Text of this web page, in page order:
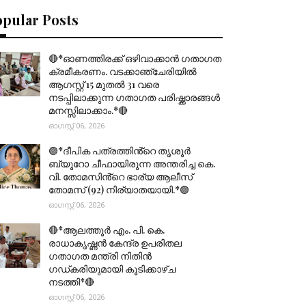
Posts
🔴*ഓണത്തിരക്ക് ഒഴിവാക്കാൻ ഗതാഗത
ക്രമീകരണം. വടക്കാഞ്ചേരിയിൽ
ആഗസ്റ്റ് 15 മുതല്‍ 31 വരെ
നടപ്പിലാക്കുന്ന ഗതാഗത പരിഷ്ക്കാരങ്ങൾ
മനസ്സിലാക്കാം.*🔴
ഓഗസ്റ്റ് 06, 2026
🟣*ദീപിക പത്രത്തിൻ്റെ തൃശൂർ
ബ്യൂറോ ചീഫായിരുന്ന അന്തരിച്ച കെ.
വി. തോമസിൻ്റെ ഭാര്യ ആലീസ്
തോമസ് (92) നിര്യാതയായി.*🟣
ഓഗസ്റ്റ് 06, 2026
🔴*ആലത്തൂർ എം. പി. കെ.
രാധാകൃഷ്ണൻ കേന്ദ്ര ഉപരിതല
ഗതാഗത മന്ത്രി നിതിൻ
ഗഡ്കരിയുമായി കൂടിക്കാഴ്ച
നടത്തി*🔴
ഓഗസ്റ്റ് 06, 2026